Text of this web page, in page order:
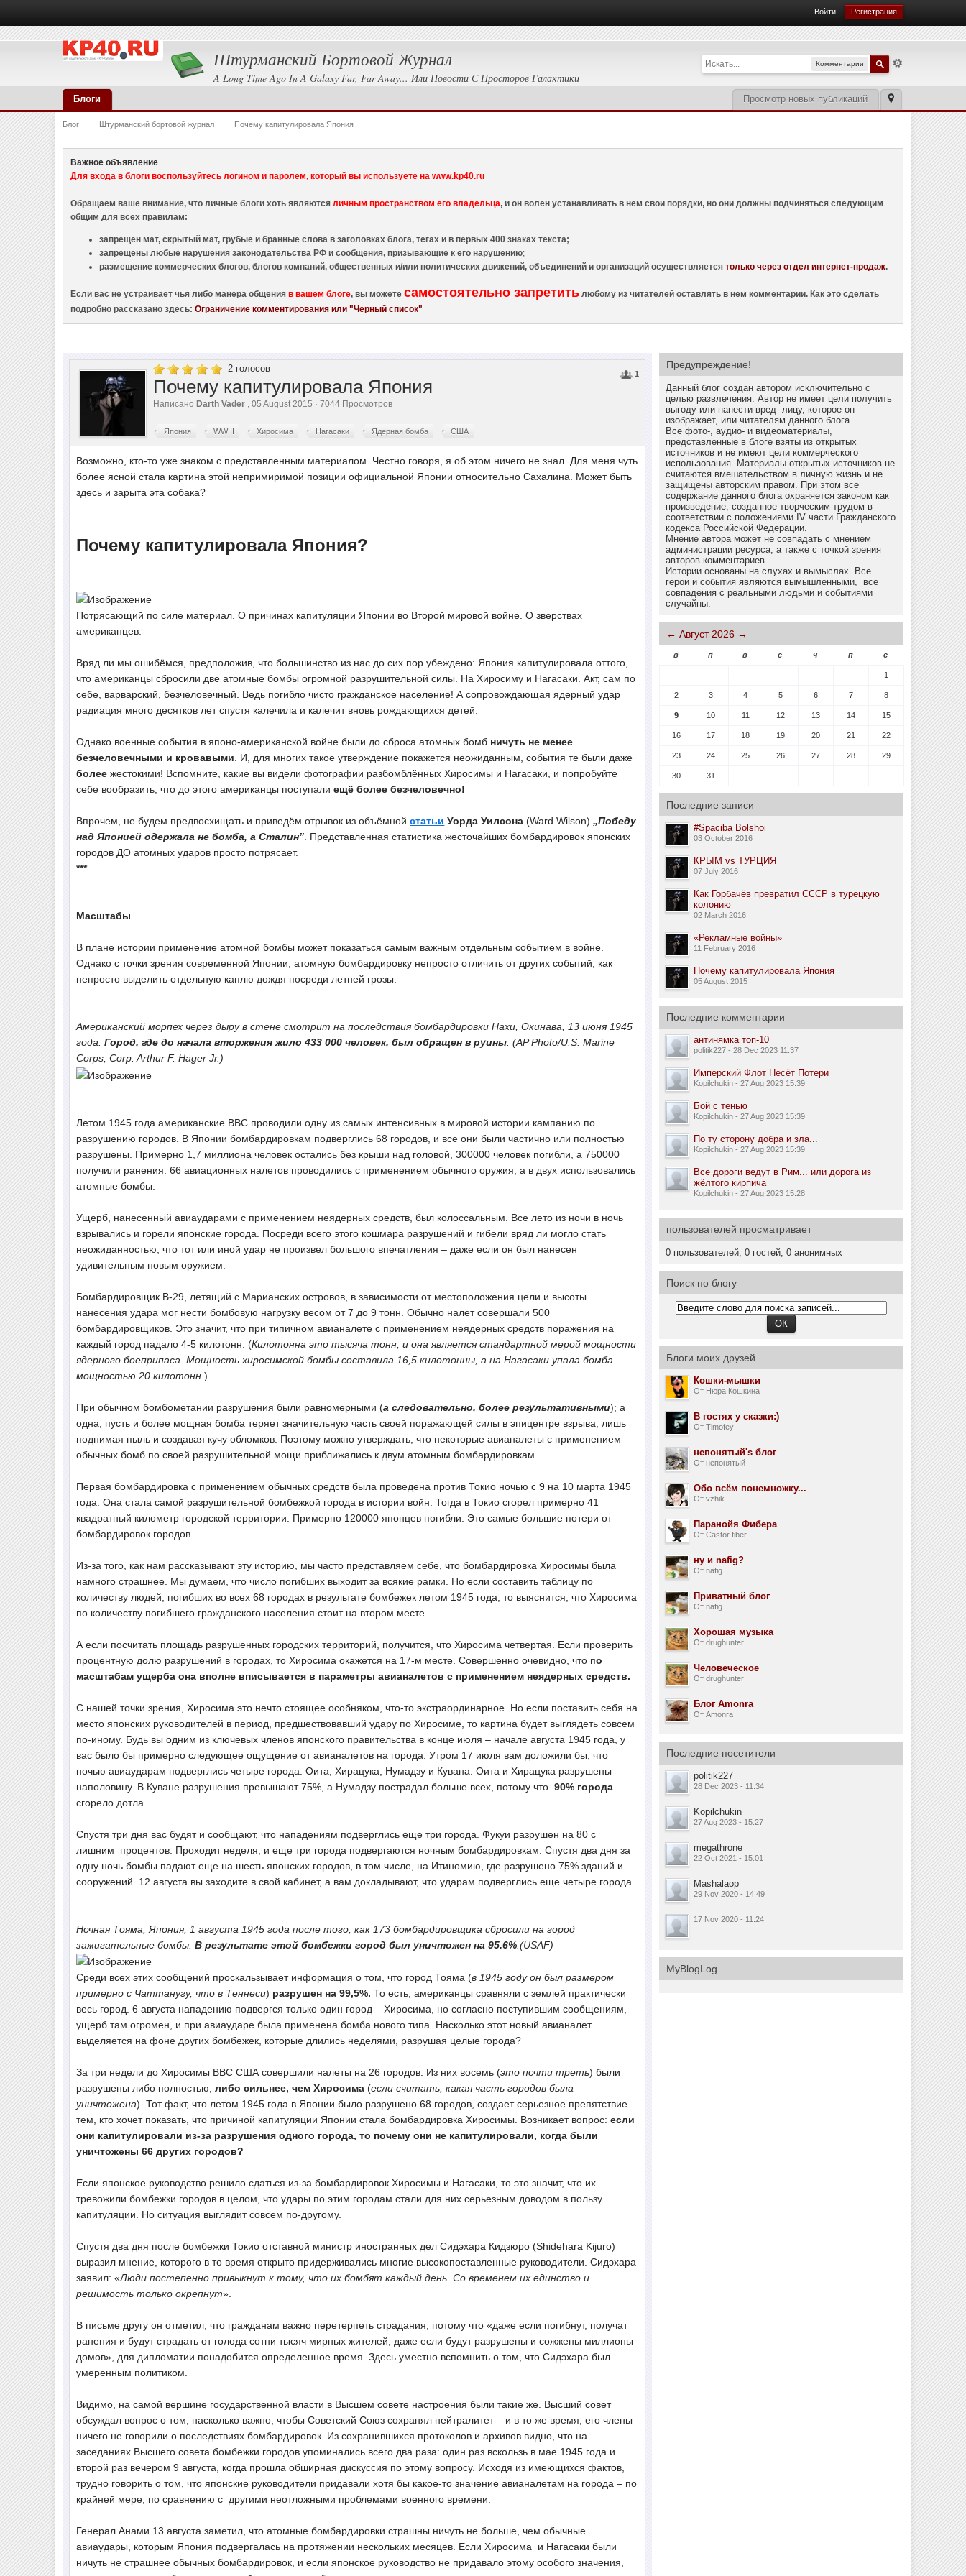
Войти Регистрация
Штурманский Бортовой Журнал
A Long Time Ago In A Galaxy Far, Far Away... Или Новости С Просторов Галактики
Комментарии
Просмотр новых публикаций
Блоги
Блог → Штурманский бортовой журнал → Почему капитулировала Япония
Важное объявление
Для входа в блоги воспользуйтесь логином и паролем, который вы используете на www.kp40.ru
Обращаем ваше внимание, что личные блоги хоть являютсяличным пространством его владельца, и он волен устанавливать в нем свои порядки, но они должны подчиняться следующим
общим для всех правилам:
запрещен мат, скрытый мат, грубые и бранные слова в заголовках блога, тегах и в первых 400 знаках текста;
запрещены любые нарушения законодательства РФ и сообщения, призывающие к его нарушению;
размещение коммерческих блогов, блогов компаний, общественных и/или политических движений, объединений и организаций осуществляетсятолько через отдел интернет-продаж.
Если вас не устраивает чья либо манера общенияв вашем блоге, вы можетесамостоятельно запретить любому из читателей оставлять в нем комментарии. Как это сделать
подробно рассказано здесь:Ограничение комментирования или "Черный список"
1
2 голосов
Почему капитулировала Япония
НаписаноDarth Vader , 05 August 2015 · 7044 Просмотров
Япония WW II Хиросима Нагасаки Ядерная бомба США
Возможно, кто-то уже знаком с представленным материалом. Честно говоря, я об этом ничего не знал. Для меня чуть
более ясной стала картина этой непримиримой позиции официальной Японии относительно Сахалина. Может быть
здесь и зарыта эта собака?
Почему капитулировала Япония?
Потрясающий по силе материал. О причинах капитуляции Японии во Второй мировой войне. О зверствах
американцев.
Вряд ли мы ошибёмся, предположив, что большинство из нас до сих пор убеждено: Япония капитулировала оттого,
что американцы сбросили две атомные бомбы огромной разрушительной силы. На Хиросиму и Нагасаки. Акт, сам по
себе, варварский, безчеловечный. Ведь погибло чисто гражданское население! А сопровождающая ядерный удар
радиация много десятков лет спустя калечила и калечит вновь рождающихся детей.
Однако военные события в японо-американской войне были до сброса атомных бомб ничуть не менее
безчеловечными и кровавыми. И, для многих такое утверждение покажется неожиданным, события те были даже
более жестокими! Вспомните, какие вы видели фотографии разбомблённых Хиросимы и Нагасаки, и попробуйте
себе вообразить, что до этого американцы поступалиещё более безчеловечно!
Впрочем, не будем предвосхищать и приведём отрывок из объёмнойстатьи Уорда Уилсона (Ward Wilson)„Победу
над Японией одержала не бомба, а Сталин”. Представленная статистика жесточайших бомбардировок японских
городов ДО атомных ударов просто потрясает.
***
Масштабы
В плане истории применение атомной бомбы может показаться самым важным отдельным событием в войне.
Однако с точки зрения современной Японии, атомную бомбардировку непросто отличить от других событий, как
непросто выделить отдельную каплю дождя посреди летней грозы.
Американский морпех через дыру в стене смотрит на последствия бомбардировки Нахи, Окинава, 13 июня 1945
года.Город, где до начала вторжения жило 433 000 человек, был обращен в руины. (AP Photo/U.S. Marine
Corps, Corp. Arthur F. Hager Jr.)
Летом 1945 года американские ВВС проводили одну из самых интенсивных в мировой истории кампанию по
разрушению городов. В Японии бомбардировкам подверглись 68 городов, и все они были частично или полностью
разрушены. Примерно 1,7 миллиона человек остались без крыши над головой, 300000 человек погибли, а 750000
получили ранения. 66 авиационных налетов проводились с применением обычного оружия, а в двух использовались
атомные бомбы.
Ущерб, нанесенный авиаударами с применением неядерных средств, был колоссальным. Все лето из ночи в ночь
взрывались и горели японские города. Посреди всего этого кошмара разрушений и гибели вряд ли могло стать
неожиданностью, что тот или иной удар не произвел большого впечатления – даже если он был нанесен
удивительным новым оружием.
Бомбардировщик B-29, летящий с Марианских островов, в зависимости от местоположения цели и высоты
нанесения удара мог нести бомбовую нагрузку весом от 7 до 9 тонн. Обычно налет совершали 500
бомбардировщиков. Это значит, что при типичном авианалете с применением неядерных средств поражения на
каждый город падало 4-5 килотонн. (Килотонна это тысяча тонн, и она является стандартной мерой мощности
ядерного боеприпаса. Мощность хиросимской бомбы составила 16,5 килотонны, а на Нагасаки упала бомба
мощностью 20 килотонн.)
При обычном бомбометании разрушения были равномерными (а следовательно, более результативными); а
одна, пусть и более мощная бомба теряет значительную часть своей поражающей силы в эпицентре взрыва, лишь
поднимая пыль и создавая кучу обломков. Поэтому можно утверждать, что некоторые авианалеты с применением
обычных бомб по своей разрушительной мощи приближались к двум атомным бомбардировкам.
Первая бомбардировка с применением обычных средств была проведена против Токио ночью с 9 на 10 марта 1945
года. Она стала самой разрушительной бомбежкой города в истории войн. Тогда в Токио сгорел примерно 41
квадратный километр городской территории. Примерно 120000 японцев погибли. Это самые большие потери от
бомбардировок городов.
Из-за того, как нам рассказывают эту историю, мы часто представляем себе, что бомбардировка Хиросимы была
намного страшнее. Мы думаем, что число погибших выходит за всякие рамки. Но если составить таблицу по
количеству людей, погибших во всех 68 городах в результате бомбежек летом 1945 года, то выяснится, что Хиросима
по количеству погибшего гражданского населения стоит на втором месте.
А если посчитать площадь разрушенных городских территорий, получится, что Хиросима четвертая. Если проверить
процентную долю разрушений в городах, то Хиросима окажется на 17-м месте. Совершенно очевидно, что по
масштабам ущерба она вполне вписывается в параметры авианалетов с применением неядерных средств.
С нашей точки зрения, Хиросима это нечто стоящее особняком, что-то экстраординарное. Но если поставить себя на
место японских руководителей в период, предшествовавший удару по Хиросиме, то картина будет выглядеть совсем
по-иному. Будь вы одним из ключевых членов японского правительства в конце июля – начале августа 1945 года, у
вас было бы примерно следующее ощущение от авианалетов на города. Утром 17 июля вам доложили бы, что
ночью авиаударам подверглись четыре города: Оита, Хирацука, Нумадзу и Кувана. Оита и Хирацука разрушены
наполовину. В Куване разрушения превышают 75%, а Нумадзу пострадал больше всех, потому что90% города
сгорело дотла.
Спустя три дня вас будят и сообщают, что нападениям подверглись еще три города. Фукуи разрушен на 80 с
лишним процентов. Проходит неделя, и еще три города подвергаются ночным бомбардировкам. Спустя два дня за
одну ночь бомбы падают еще на шесть японских городов, в том числе, на Итиномию, где разрушено 75% зданий и
сооружений. 12 августа вы заходите в свой кабинет, а вам докладывают, что ударам подверглись еще четыре города.
Ночная Тояма, Япония, 1 августа 1945 года после того, как 173 бомбардировщика сбросили на город
зажигательные бомбы.В результате этой бомбежки город был уничтожен на 95.6% .(USAF)
Среди всех этих сообщений проскальзывает информация о том, что город Тояма (в 1945 году он был размером
примерно с Чаттанугу, что в Теннеси) разрушен на 99,5%. То есть, американцы сравняли с землей практически
весь город. 6 августа нападению подвергся только один город – Хиросима, но согласно поступившим сообщениям,
ущерб там огромен, и при авиаударе была применена бомба нового типа. Насколько этот новый авианалет
выделяется на фоне других бомбежек, которые длились неделями, разрушая целые города?
За три недели до Хиросимы ВВС США совершили налеты на 26 городов. Из них восемь (это почти треть) были
разрушены либо полностью,либо сильнее, чем Хиросима (если считать, какая часть городов была
уничтожена). Тот факт, что летом 1945 года в Японии было разрушено 68 городов, создает серьезное препятствие
тем, кто хочет показать, что причиной капитуляции Японии стала бомбардировка Хиросимы. Возникает вопрос:если
они капитулировали из-за разрушения одного города, то почему они не капитулировали, когда были
уничтожены 66 других городов?
Если японское руководство решило сдаться из-за бомбардировок Хиросимы и Нагасаки, то это значит, что их
тревожили бомбежки городов в целом, что удары по этим городам стали для них серьезным доводом в пользу
капитуляции. Но ситуация выглядит совсем по-другому.
Спустя два дня после бомбежки Токио отставной министр иностранных дел Сидэхара Кидзюро (Shidehara Kijuro)
выразил мнение, которого в то время открыто придерживались многие высокопоставленные руководители. Сидэхара
заявил: «Люди постепенно привыкнут к тому, что их бомбят каждый день. Со временем их единство и
решимость только окрепнут».
В письме другу он отметил, что гражданам важно перетерпеть страдания, потому что «даже если погибнут, получат
ранения и будут страдать от голода сотни тысяч мирных жителей, даже если будут разрушены и сожжены миллионы
домов», для дипломатии понадобится определенное время. Здесь уместно вспомнить о том, что Сидэхара был
умеренным политиком.
Видимо, на самой вершине государственной власти в Высшем совете настроения были такие же. Высший совет
обсуждал вопрос о том, насколько важно, чтобы Советский Союз сохранял нейтралитет – и в то же время, его члены
ничего не говорили о последствиях бомбардировок. Из сохранившихся протоколов и архивов видно, что на
заседаниях Высшего совета бомбежки городов упоминались всего два раза: один раз вскользь в мае 1945 года и
второй раз вечером 9 августа, когда прошла обширная дискуссия по этому вопросу. Исходя из имеющихся фактов,
трудно говорить о том, что японские руководители придавали хотя бы какое-то значение авианалетам на города – по
крайней мере, по сравнению с другими неотложными проблемами военного времени.
Генерал Анами 13 августа заметил, что атомные бомбардировки страшны ничуть не больше, чем обычные
авиаудары, которым Япония подвергалась на протяжении нескольких месяцев. Если Хиросима и Нагасаки были
ничуть не страшнее обычных бомбардировок, и если японское руководство не придавало этому особого значения,
Предупреждение!
Данный блог создан автором исключительно с
целью развлечения. Автор не имеет цели получить
выгоду или нанести вред лицу, которое он
изображает, или читателям данного блога.
Все фото-, аудио- и видеоматериалы,
представленные в блоге взяты из открытых
источников и не имеют цели коммерческого
использования. Материалы открытых источников не
считаются вмешательством в личную жизнь и не
защищены авторским правом. При этом все
содержание данного блога охраняется законом как
произведение, созданное творческим трудом в
соответствии с положениями IV части Гражданского
кодекса Российской Федерации.
Мнение автора может не совпадать с мнением
администрации ресурса, а также с точкой зрения
авторов комментариев.
Истории основаны на слухах и вымыслах. Все
герои и события являются вымышленными, все
совпадения с реальными людьми и событиями
случайны.
← Август 2026 →
в п в с ч п с
1
2 3 4 5 6 7 8
9 10 11 12 13 14 15
16 17 18 19 20 21 22
23 24 25 26 27 28 29
30 31
Последние записи
#Spaciba Bolshoi
03 October 2016
КРЫМ vs ТУРЦИЯ
07 July 2016
Как Горбачёв превратил СССР в турецкую
колонию
02 March 2016
«Рекламные войны»
11 February 2016
Почему капитулировала Япония
05 August 2015
Последние комментарии
антинямка топ-10
politik227 - 28 Dec 2023 11:37
Имперский Флот Несёт Потери
Kopilchukin - 27 Aug 2023 15:39
Бой с тенью
Kopilchukin - 27 Aug 2023 15:39
По ту сторону добра и зла...
Kopilchukin - 27 Aug 2023 15:39
Все дороги ведут в Рим... или дорога из
жёлтого кирпича
Kopilchukin - 27 Aug 2023 15:28
пользователей просматривает
0 пользователей, 0 гостей, 0 анонимных
Поиск по блогу
Блоги моих друзей
Кошки-мышки
От Нюра Кошкина
В гостях у сказки:)
От Timofey
непонятый's блог
От непонятый
Обо всём понемножку...
От vzhik
Паранойя Фибера
От Castor fiber
ну и nafig?
От nafig
Приватный блог
От nafig
Хорошая музыка
От drughunter
Человеческое
От drughunter
Блог Amonra
От Amonra
Последние посетители
politik227
28 Dec 2023 - 11:34
Kopilchukin
27 Aug 2023 - 15:27
megathrone
22 Oct 2021 - 15:01
Mashalaop
29 Nov 2020 - 14:49
17 Nov 2020 - 11:24
MyBlogLog